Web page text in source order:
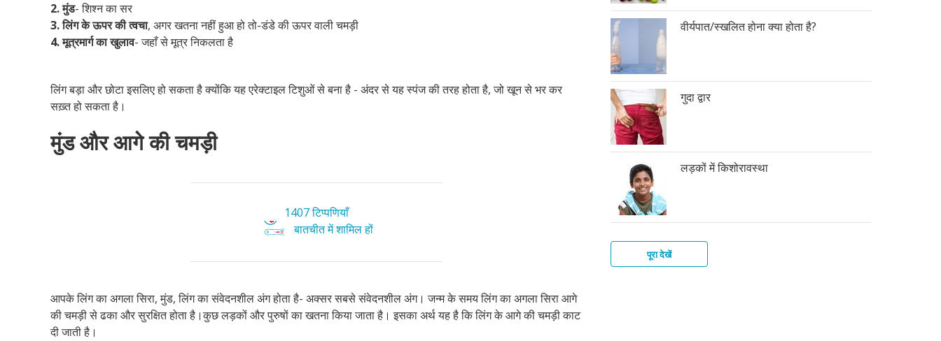
2.मुंड- शिश्न का सर
3. लिंग के ऊपर की त्वचा, अगर खतना नहीं हुआ हो तो-डंडे की ऊपर वाली चमड़ी
4. मूत्रमार्ग का खुलाव- जहाँ से मूत्र निकलता है
लिंग बड़ा और छोटा इसलिए हो सकता है क्योंकि यह एरेक्टाइल टिशुओं से बना है - अंदर से यह स्पंज की तरह होता है, जो खून से भर कर
सख़्त हो सकता है।
मुंड और आगे की चमड़ी
1407 टिप्पणियाँ
बातचीत में शामिल हों
आपके लिंग का अगला सिरा, मुंड, लिंग का संवेदनशील अंग होता है- अक्सर सबसे संवेदनशील अंग। जन्म के समय लिंग का अगला सिरा आगे
की चमड़ी से ढका और सुरक्षित होता है।कुछ लड़कों और पुरुषों का खतना किया जाता है। इसका अर्थ यह है कि लिंग के आगे की चमड़ी काट
दी जाती है।
वीर्यपात/स्खलित होना क्या होता है?
गुदा द्वार
लड़कों में किशोरावस्था
पूरा देखें